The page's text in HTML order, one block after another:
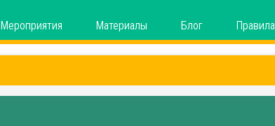
Мероприятия Материалы Блог Правила